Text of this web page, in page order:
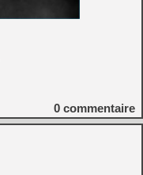
0 commentaire